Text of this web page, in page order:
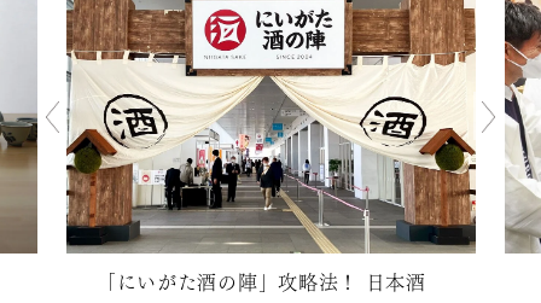
「にいがた酒の陣」攻略法！ 日本酒